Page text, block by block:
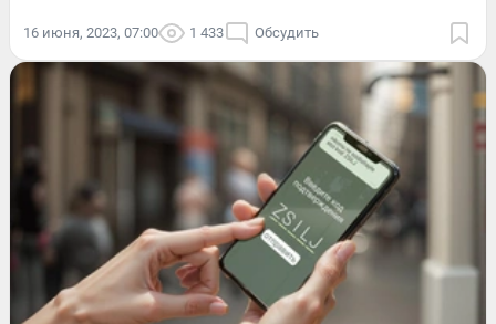
16 июня, 2023, 07:00 1 433 Обсудить